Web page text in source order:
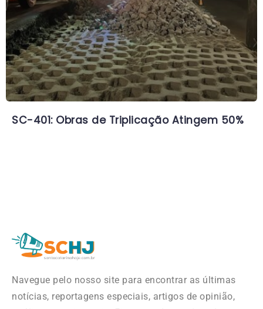
SC-401: Obras de Triplicação Atingem 50%
Navegue pelo nosso site para encontrar as últimas
notícias, reportagens especiais, artigos de opinião,